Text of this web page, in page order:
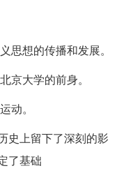
思想的传播和发展。
京大学的前身。
动。
史上留下了深刻的影
了基础